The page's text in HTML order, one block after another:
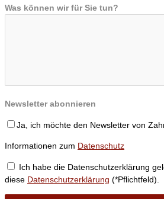
Was können wir für Sie tun?
Newsletter abonnieren
Ja, ich möchte den Newsletter von
Informationen zum Datenschutz
Ich habe die Datenschutzerklärung
diese Datenschutzerklärung (*Pflichtfeld).